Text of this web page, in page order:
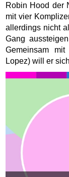
Robin Hood der
mit vier
allerdings nicht
Gang
Gemeinsam
Lopez) will er